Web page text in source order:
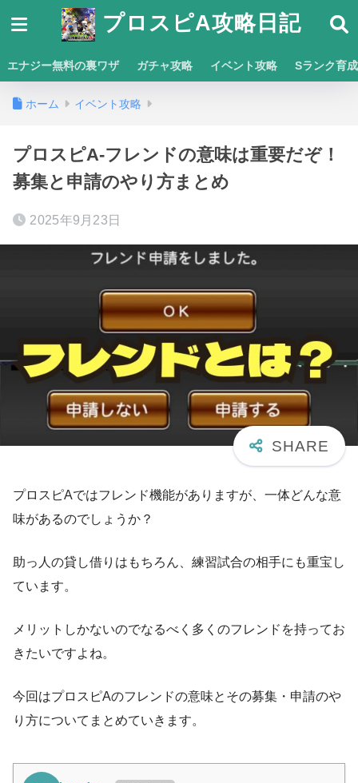
プロスピA攻略日記
エナジー無料の裏ワザ ガチャ攻略 イベント攻略 Sランク育
ホーム イベント攻略
プロスピA-フレンドの意味は重要だぞ！
募集と申請のやり方まとめ
2025年9月23日
プロスピAではフレンド機能がありますが、一体どんな意
味があるのでしょうか？
助っ人の貸し借りはもちろん、練習試合の相手にも重宝し
ています。
メリットしかないのでなるべく多くのフレンドを持ってお
きたいですよね。
今回はプロスピAのフレンドの意味とその募集・申請のや
り方についてまとめていきます。